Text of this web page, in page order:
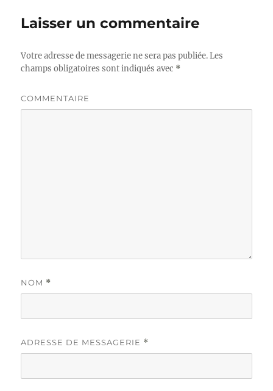
Laisser un commentaire
Votre adresse de messagerie ne sera pas publiée.Les
champs obligatoires sont indiqués avec *
COMMENTAIRE
NOM *
ADRESSE DE MESSAGERIE *